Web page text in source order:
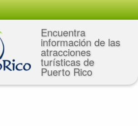
Encuentra
información de las
atracciones
turísticas de
Puerto Rico